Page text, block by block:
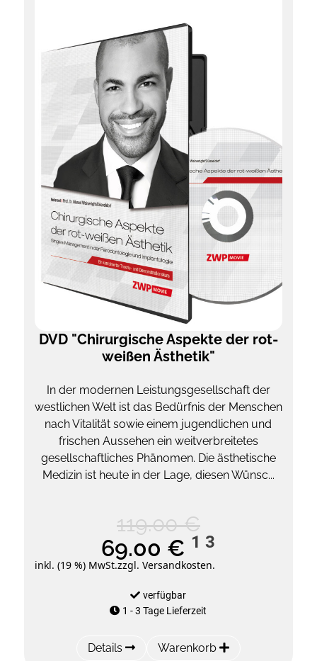
DVD "Chirurgische Aspekte der rot-
weißen Ästhetik"
In der modernen Leistungsgesellschaft der
westlichen Welt ist das Bedürfnis der Menschen
nach Vitalität sowie einem jugendlichen und
frischen Aussehen ein weitverbreitetes
gesellschaftliches Phänomen. Die ästhetische
Medizin ist heute in der Lage, diesen Wünsc...
119.00 €
69.00 € 1 3
inkl. (19 %) MwSt.zzgl. Versandkosten.
verfügbar
1 - 3 Tage Lieferzeit
Details Warenkorb